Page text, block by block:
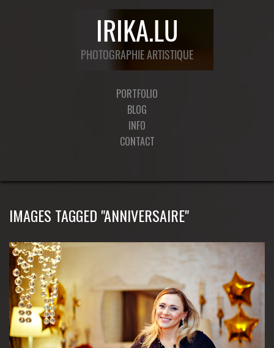
PORTFOLIO
BLOG
INFO
CONTACT
IMAGES TAGGED "ANNIVERSAIRE"